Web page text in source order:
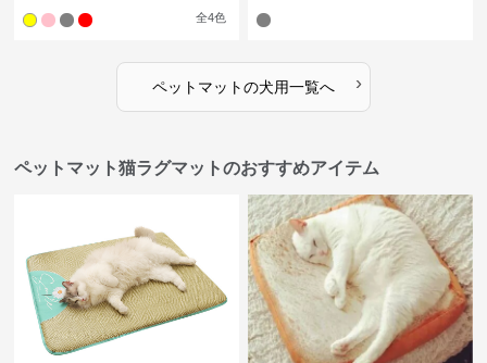
全4色
ペットマットの犬用一覧へ ›
ペットマット猫ラグマットのおすすめアイテム